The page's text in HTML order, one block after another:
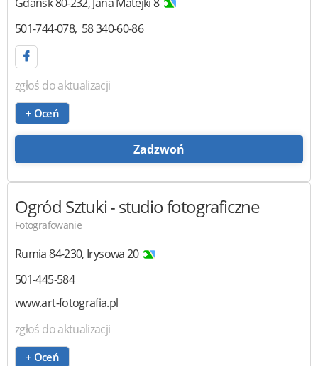
501-744-078 58 340-60-86
zgłoś do aktualizacji
+ Oceń
Zadzwoń
Ogród Sztuki- studio fotograficzne
Fotografowanie
Rumia84-230, Irysowa 20
501-445-584
www.art-fotografia.pl
zgłoś do aktualizacji
+ Oceń